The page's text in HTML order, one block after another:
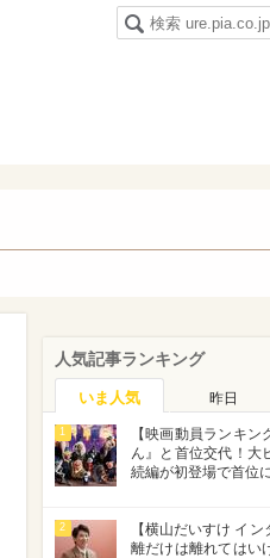
人気記事ランキング
いま人気 昨日
1
【映画動員ランキン
ん』と首位交代！大
続編が初登場で首位
2
【横山だいすけ イ
離だけは離れてはい